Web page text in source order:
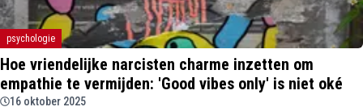
psychologie
Hoe vriendelijke narcisten charme inzetten om
empathie te vermijden: 'Good vibes only' is niet oké
16 oktober 2025